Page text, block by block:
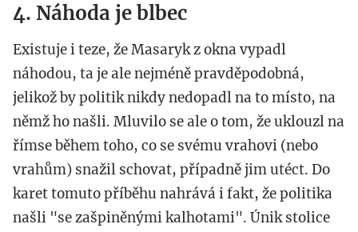
4. Náhoda je blbec
Existuje i teze, že Masaryk z okna vypadl
náhodou, ta je ale nejméně pravděpodobná,
jelikož by politik nikdy nedopadl na to místo, na
němž ho našli. Mluvilo se ale o tom, že uklouzl na
římse během toho, co se svému vrahovi (nebo
vrahům) snažil schovat, případně jim utéct. Do
karet tomuto příběhu nahrává i fakt, že politika
našli "se zašpiněnými kalhotami". Únik stolice